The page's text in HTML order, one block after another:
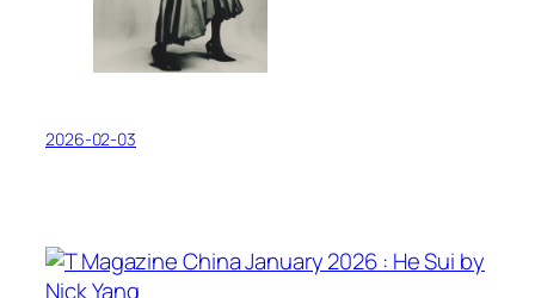
2026-02-03